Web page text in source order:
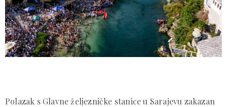
Polazak s Glavne željezničke stanice u Sarajevu zakazan